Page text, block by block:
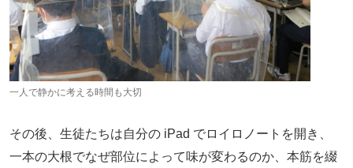
一人で静かに考える時間も大切
その後、生徒たちは自分の iPad でロイロノートを開き、
一本の大根でなぜ部位によって味が変わるのか、本筋を綴